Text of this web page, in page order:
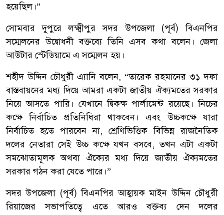
হয়েছিল।”
সোমবার দুপুরে লক্ষ্মীপুর সদর উপজেলা (পূর্ব) বিএনপির
সম্মেলনের উদ্বোধনী বক্তব্যে তিনি এসব কথা বলেন। জেলা
আউটার স্টেডিয়ামে এ সম্মেলন হয়।
শহীদ উদ্দিন চৌধুরী এ্যানি বলেন, “তারেক রহমানের ৩১ দফা
বাস্তবায়নের মধ্য দিয়ে আমরা একটা জাতীয় ঐক্যমতের সরকার
নিয়ে আসতে পারি। যেখানে দ্বিকক্ষ পার্লামেন্ট রয়েছে। নিচের
কক্ষে নির্বাচিত প্রতিনিধিরা থাকবেন। এবং উচ্চকক্ষে যারা
নির্বাচিত হতে পারবেন না, শ্রেণিভিত্তিক বিভিন্ন রাজনৈতিক
দলের নেতারা সেই উচ্চ কক্ষে যখন বসবে, তখন এটা একটা
সমঝোতামূলক অথবা ঐক্যের মধ্য দিয়ে জাতীয় ঐক্যমতের
সরকার গঠন করা যেতে পারে।”
সদর উপজেলা (পূর্ব) বিএনপির আহ্বায়ক মাইন উদ্দিন চৌধুরী
রিয়াজের সভাপতিত্বে এতে আরও বক্তব্য দেন দলের